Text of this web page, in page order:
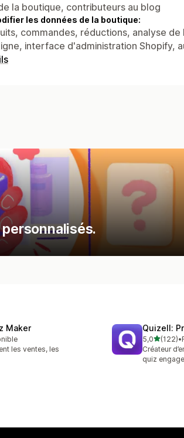
la boutique, contributeurs au blog
les données de la boutique:
commandes, réductions, analyse de
interface d'administration Shopify,
Maker
les ventes, les
Quizell:
5,0étoile(s)
(122)
122 avis au
•
Créateur
quiz